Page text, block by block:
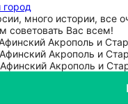
много истории, все
советовать Вас всем!